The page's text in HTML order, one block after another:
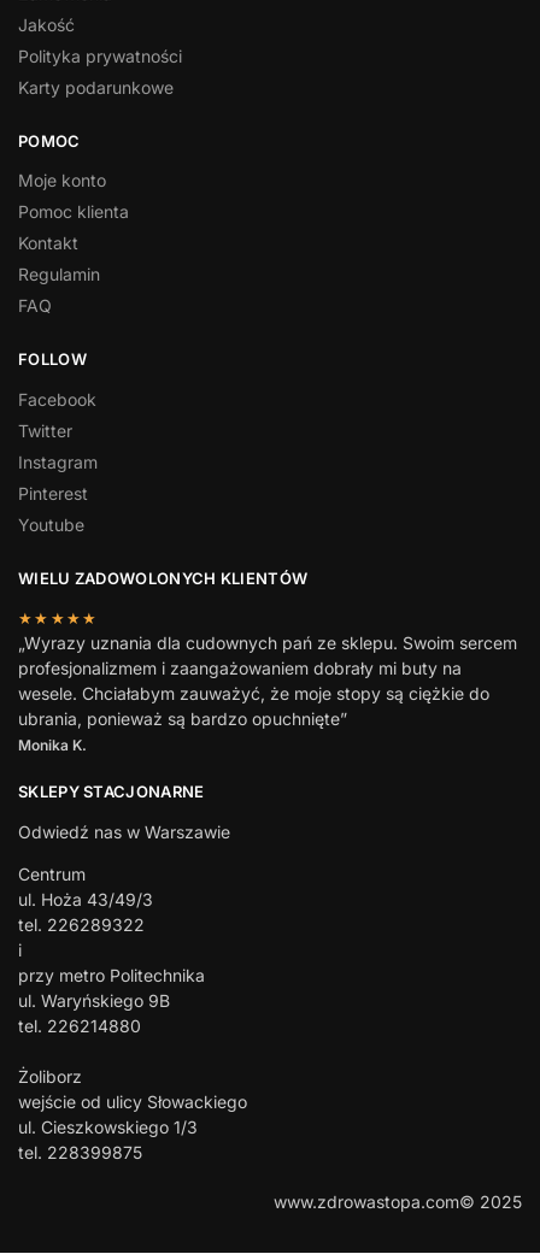
Jakość
Polityka prywatności
Karty podarunkowe
POMOC
Moje konto
Pomoc klienta
Kontakt
Regulamin
FAQ
FOLLOW
Facebook
Twitter
Instagram
Pinterest
Youtube
WIELU ZADOWOLONYCH KLIENTÓW
★★★★★
„Wyrazy uznania dla cudownych pań ze sklepu. Swoim sercem
profesjonalizmem i zaangażowaniem dobrały mi buty na
wesele. Chciałabym zauważyć, że moje stopy są ciężkie do
ubrania, ponieważ są bardzo opuchnięte”
Monika K.
SKLEPY STACJONARNE
Odwiedź nas w Warszawie
Centrum
ul. Hoża 43/49/3
tel. 226289322
i
przy metro Politechnika
ul. Waryńskiego 9B
tel. 226214880
Żoliborz
wejście od ulicy Słowackiego
ul. Cieszkowskiego 1/3
tel. 228399875
www.zdrowastopa.com© 2025